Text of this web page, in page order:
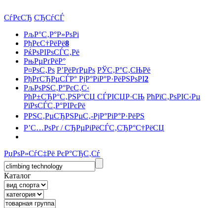
СѓРєСЂ СЂСѓСЃ
РљР°С‚Р°Р»РѕРі
РђРєС†РёРё8
РќРѕРІРѕСЃС‚Рё
РњРµРґРёР°
Р¤РѕС‚Рѕ Р’РёРґРµРѕ РЎС‚Р°С‚СЊРё
РђРґСЂРµСЃР° РјР°РіР°Р·РёРЅРѕРІ2
РљРѕРЅС‚Р°РєС‚С‹
РћР±СЂР°С‚РЅР°СЏ СЃРІСЏР·СЊ РћРїС‚РѕРІС‹Рµ
РїРѕСЃС‚Р°РІРєРё
РРЅС‚РµСЂРЅРµС‚-РјР°РіР°Р·РёРЅ
Р’С…РѕРґ / СЂРµРіРёСЃС‚СЂР°С†РёСЏ
РџРѕР»СѓС‡Рё РєР°СЂС‚Сѓ
Каталог